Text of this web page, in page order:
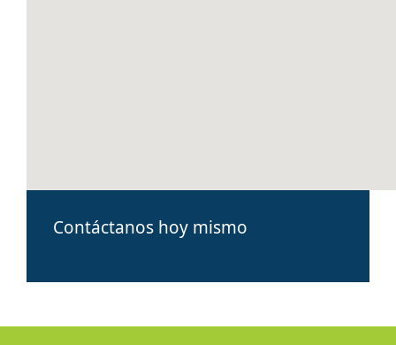
Contáctanos hoy mismo